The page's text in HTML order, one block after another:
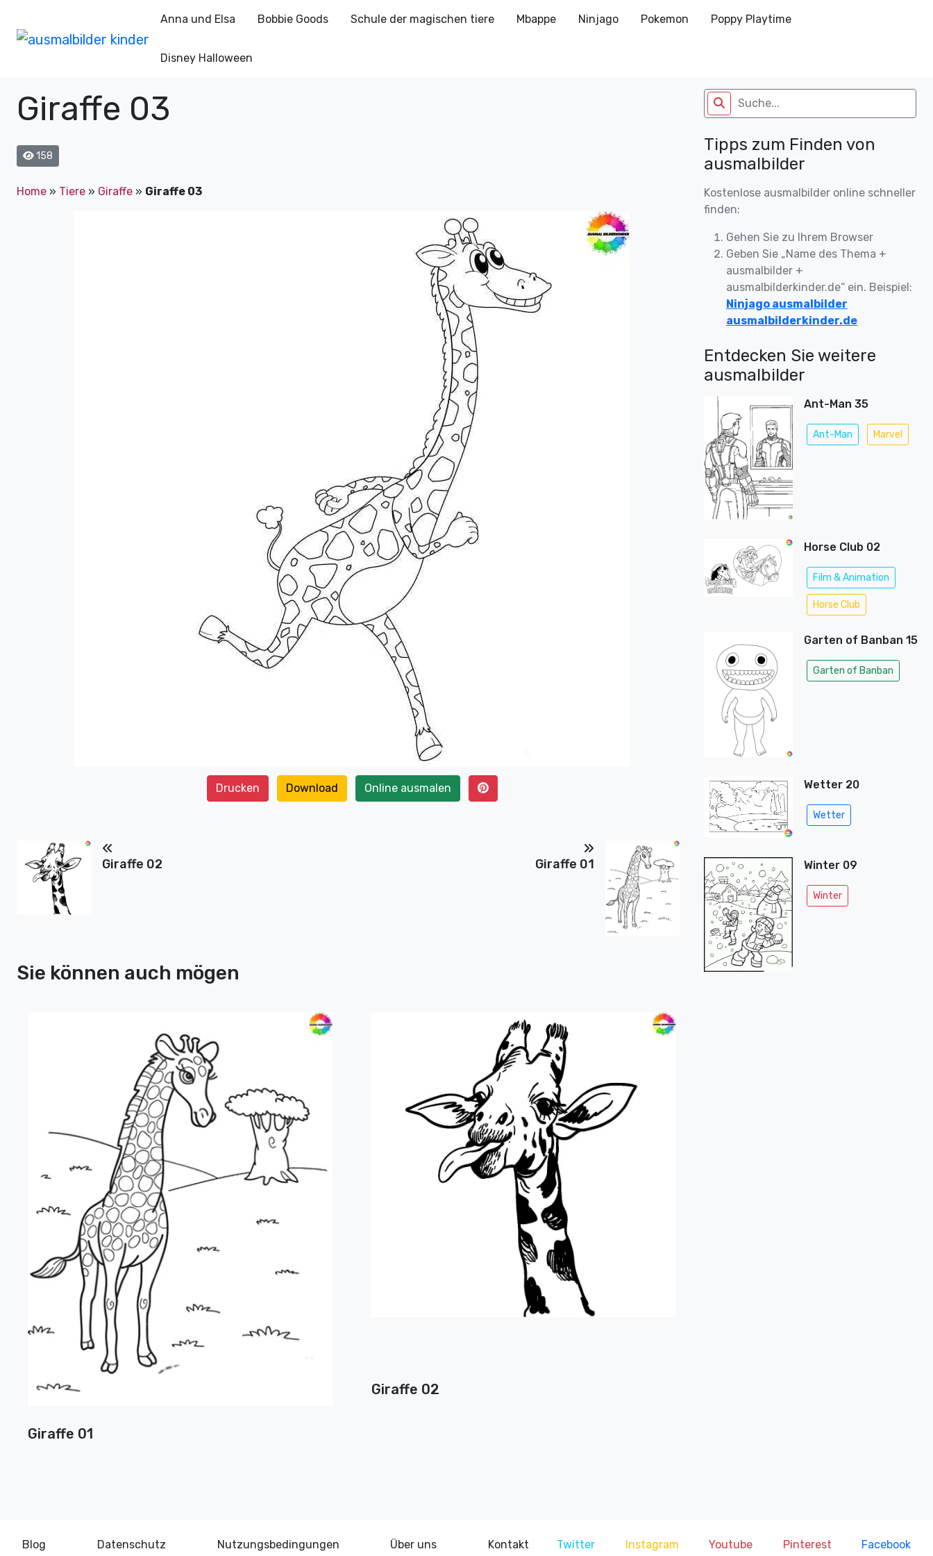
Anna und Elsa Bobbie Goods Schule der magischen tiere Mbappe Ninjago Pokemon Poppy Playtime
Disney Halloween
Giraffe 03
158
Home » Tiere » Giraffe » Giraffe 03
Drucken Download Online ausmalen
Giraffe 02 Giraffe 01
Sie können auch mögen
Giraffe 01
Giraffe 02
Tipps zum Finden von
ausmalbilder
Kostenlose ausmalbilder online schneller
finden:
Gehen Sie zu Ihrem Browser
Geben Sie „Name des Thema +
ausmalbilder +
ausmalbilderkinder.de“ ein. Beispiel:
Ninjago ausmalbilder
ausmalbilderkinder.de
Entdecken Sie weitere
ausmalbilder
Ant-Man 35
Ant-Man Marvel
Horse Club 02
Film & Animation
Horse Club
Garten of Banban 15
Garten of Banban
Wetter 20
Wetter
Winter 09
Winter
Blog Datenschutz Nutzungsbedingungen Über uns Kontakt Twitter Instagram Youtube Pinterest Facebook